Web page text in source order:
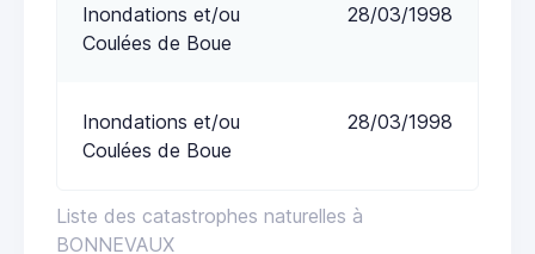
Liste des catastrophes naturelles à
BONNEVAUX
Inondations et/ou
Coulées de Boue
28/03/1998
Inondations et/ou
Coulées de Boue
28/03/1998